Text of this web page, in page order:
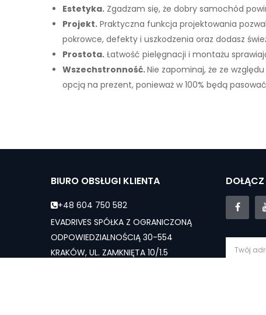
Estetyka. Zgadzam się, że dobry samochód
Projekt. Praktyczna funkcja projektowania
pokrowce, defekty i uszkodzenia oraz dodasz
Prostota. Łatwość pielęgnacji i montażu
Wszechstronność.Nie zapominaj, że ze
opcją na prezent, ponieważ w 100% będą
BIURO OBSŁUGI KLIENTA
+48 604 750 582
EVADRIVES SPÓŁKA Z OGRANICZONĄ
ODPOWIEDZIALNOŚCIĄ 30-554
KRAKÓW, UL. ZAMKNIĘTA 10/1.5